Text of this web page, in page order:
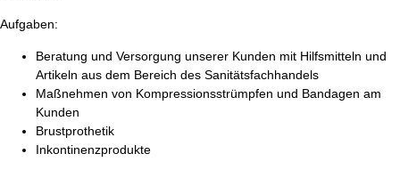
Aufgaben:
Beratung und Versorgung unserer Kunden mit Hilfsmitteln und
Artikeln aus dem Bereich des Sanitätsfachhandels
Maßnehmen von Kompressionsstrümpfen und Bandagen am
Kunden
Brustprothetik
Inkontinenzprodukte